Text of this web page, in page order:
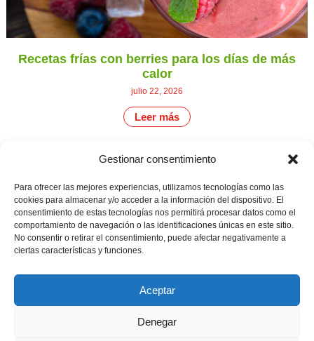
Gestionar consentimiento
Para ofrecer las mejores experiencias, utilizamos tecnologías como las
cookies para almacenar y/o acceder a la información del dispositivo. El
consentimiento de estas tecnologías nos permitirá procesar datos como el
comportamiento de navegación o las identificaciones únicas en este sitio.
No consentir o retirar el consentimiento, puede afectar negativamente a
ciertas características y funciones.
Aceptar
Denegar
Recetas frías con berries para los días de más
calor
julio 22, 2026
Leer más
Productores
de
fresas,
frambuesas,
arándanos
y
desde
y
Camino de
Montemayor s/n
21800 Moguer.
Huelva ESPAÑA.
info@cunadeplatero.com
25
MATERIALES
CORPORATIVOS
Logotipo -
Aviso legal
Política de
privacidad
Canal de denuncias